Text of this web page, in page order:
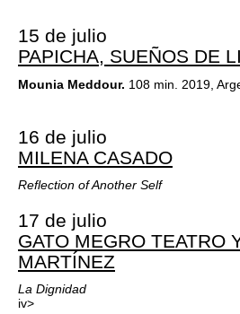
15 de julio
PAPICHA, SUEÑOS DE
Mounia Meddour. 108 min. 2019,
16 de julio
MILENA CASADO
Reflection of Another Self
17 de julio
GATO MEGRO TEATRO
MARTÍNEZ
La Dignidad
iv>